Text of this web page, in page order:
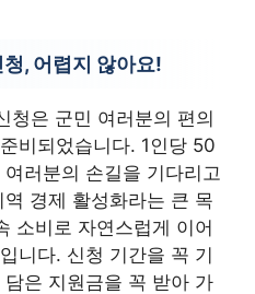
, 어렵지 않아요!
청은 군민 여러분의 편의
비되었습니다. 1인당 50
러분의 손길을 기다리고
경제 활성화라는 큰 목
소비로 자연스럽게 이어
니다. 신청 기간을 꼭 기
은 지원금을 꼭 받아 가